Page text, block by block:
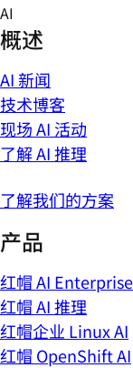
Skip
to
content
AI
概述
AI 新闻
技术博客
现场 AI 活动
了解 AI 推理
了解我们的方案
产品
红帽 AI Enterprise
红帽 AI 推理
红帽企业 Linux AI
红帽 OpenShift AI